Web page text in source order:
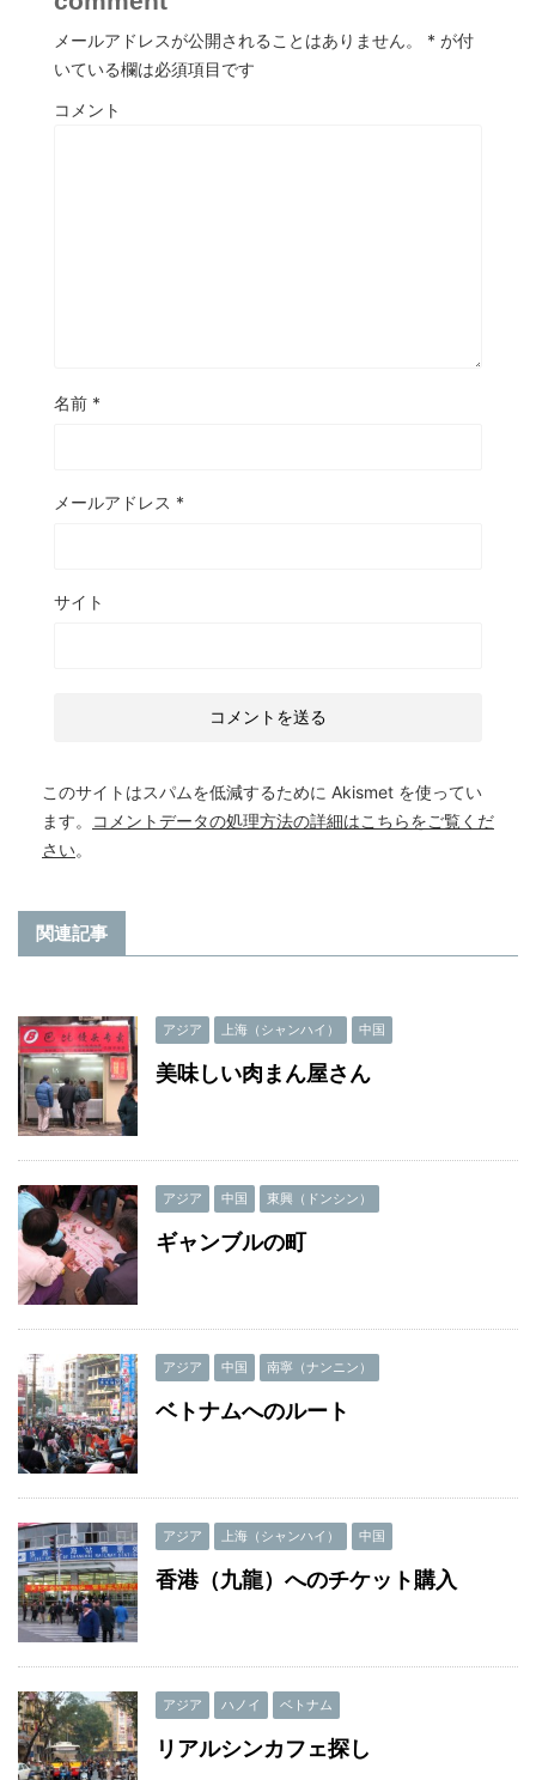
メールアドレスが公開されることはありません。 * が付
いている欄は必須項目です
コメント
名前 *
メールアドレス *
サイト
このサイトはスパムを低減するために Akismet を使ってい
ます。
コメントデータの処理方法の詳細はこちらをご覧くだ
さい。
関連記事
アジア 上海（シャンハイ） 中国
美味しい肉まん屋さん
アジア 中国 東興（ドンシン）
ギャンブルの町
アジア 中国 南寧（ナンニン）
ベトナムへのルート
アジア 上海（シャンハイ） 中国
香港（九龍）へのチケット購入
アジア ハノイ ベトナム
リアルシンカフェ探し